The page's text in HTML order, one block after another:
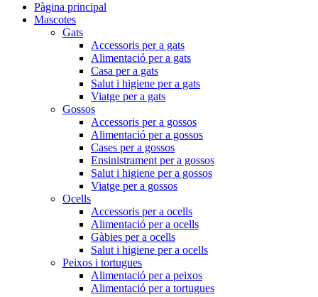
Pàgina principal
Mascotes
Gats
Accessoris per a gats
Alimentació per a gats
Casa per a gats
Salut i higiene per a gats
Viatge per a gats
Gossos
Accessoris per a gossos
Alimentació per a gossos
Cases per a gossos
Ensinistrament per a gossos
Salut i higiene per a gossos
Viatge per a gossos
Ocells
Accessoris per a ocells
Alimentació per a ocells
Gàbies per a ocells
Salut i higiene per a ocells
Peixos i tortugues
Alimentació per a peixos
Alimentació per a tortugues